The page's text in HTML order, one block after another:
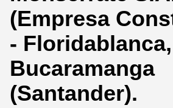
(Empresa
- Floridablanca,
Bucaramanga
(Santander).